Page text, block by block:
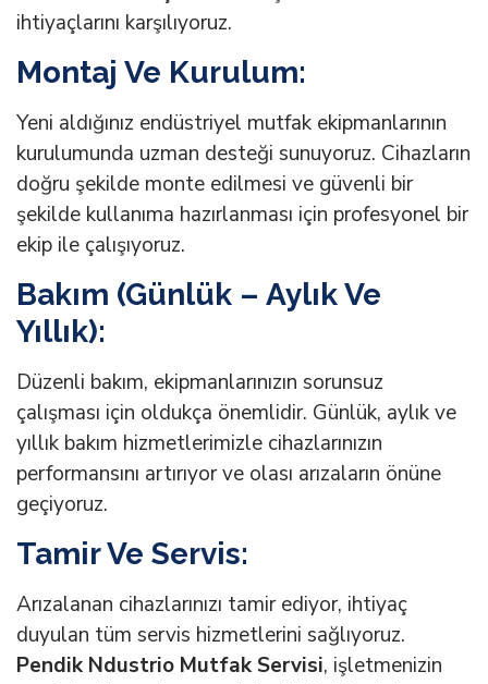
ihtiyaçlarını karşılıyoruz.
Montaj Ve Kurulum:
Yeni aldığınız endüstriyel mutfak ekipmanlarının
kurulumunda uzman desteği sunuyoruz. Cihazların
doğru şekilde monte edilmesi ve güvenli bir
şekilde kullanıma hazırlanması için profesyonel bir
ekip ile çalışıyoruz.
Bakım (Günlük – Aylık Ve
Yıllık):
Düzenli bakım, ekipmanlarınızın sorunsuz
çalışması için oldukça önemlidir. Günlük, aylık ve
yıllık bakım hizmetlerimizle cihazlarınızın
performansını artırıyor ve olası arızaların önüne
geçiyoruz.
Tamir Ve Servis:
Arızalanan cihazlarınızı tamir ediyor, ihtiyaç
duyulan tüm servis hizmetlerini sağlıyoruz.
Pendik Ndustrio Mutfak Servisi, işletmenizin